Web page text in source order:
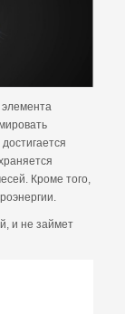
элемента
Кроме того,
и не займет